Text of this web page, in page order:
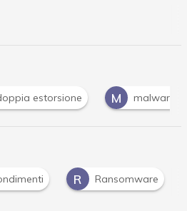
M malware M Maze
le ultime news in tempo